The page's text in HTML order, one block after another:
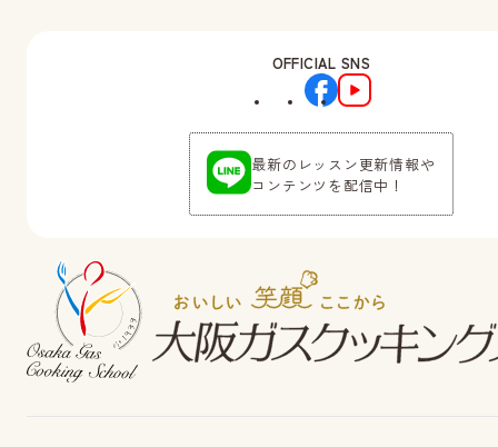
OFFICIAL SNS
最新のレッスン更新情報や
コンテンツを配信中！